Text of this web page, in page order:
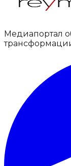
Медиапортал